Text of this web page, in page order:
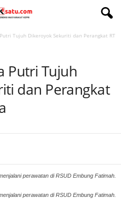
Tujuh Dikeroyok Sekuriti dan Perangkat RT
Putri Tujuh
dan Perangkat
perawatan di RSUD Embung Fatimah.
perawatan di RSUD Embung Fatimah.